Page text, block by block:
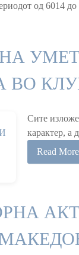
од 6014 до
ВО
Сите
карактер, а
Read More